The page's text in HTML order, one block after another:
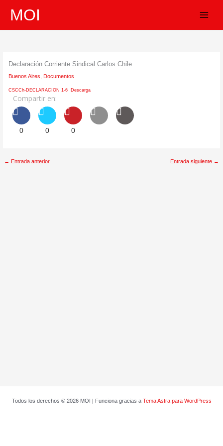
contenidoMOI
Declaración Corriente Sindical Carlos Chile
Buenos Aires Documentos
CSCCh-DECLARACION 1-6 Descarga
Compartir en:
0 0 0
← Entrada anterior Entrada siguiente →
Todos los derechos © 2026 MOI | Funciona gracias a Tema Astra para WordPress